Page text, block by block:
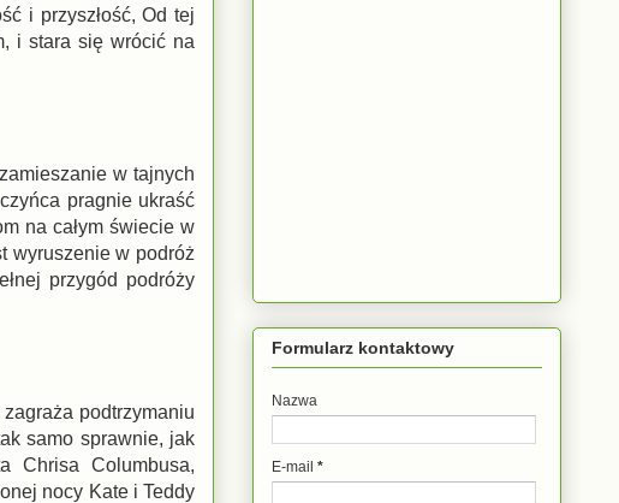
i przyszłość, Od tej
i stara się wrócić na
w tajnych
pragnie ukraść
na całym świecie w
wyruszenie w podróż
przygód podróży
podtrzymaniu
samo sprawnie, jak
Chrisa Columbusa,
nocy Kate i Teddy
Formularz kontaktowy
Nazwa
E-mail *